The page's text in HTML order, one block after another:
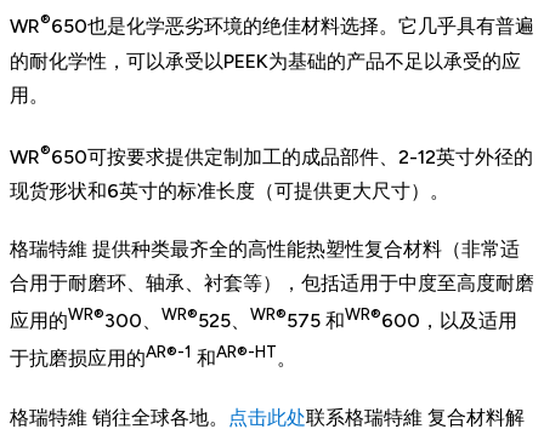
WR®650也是化学恶劣环境的绝佳材料选择。它几乎具有普遍
的耐化学性，可以承受以PEEK为基础的产品不足以承受的应
用。
WR®650可按要求提供定制加工的成品部件、2-12英寸外径的
现货形状和6英寸的标准长度（可提供更大尺寸）。
格瑞特維 提供种类最齐全的高性能热塑性复合材料（非常适
合用于耐磨环、轴承、衬套等），包括适用于中度至高度耐磨
应用的WR®300、 WR®525、 WR®575 和WR®600，以及适用
于抗磨损应用的AR®-1 和AR®-HT。
格瑞特維 销往全球各地。 点击此处联系格瑞特維 复合材料解